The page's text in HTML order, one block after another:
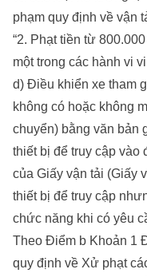
phạm quy định về vận
“2. Phạt tiền từ
một trong các hành vi
d) Điều khiển xe tham
không có hoặc không
chuyển) bằng văn bản
thiết bị để truy cập vào
của Giấy vận tải (Giấy
thiết bị để truy cập
chức năng khi có yêu
Theo Điểm b Khoản 1
quy định về Xử phạt